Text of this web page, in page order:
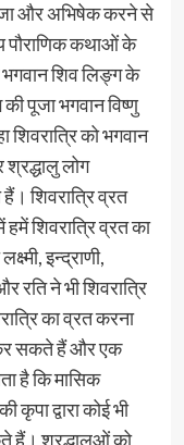
और अभिषेक करने से
पौराणिक कथाओं के
भगवान शिव लिङ्ग के
पूजा भगवान विष्णु
शिवरात्रि को भगवान
लोग
शिवरात्रि व्रत
शिवरात्रि व्रत का
इन्द्राणी,
रति ने भी शिवरात्रि
का व्रत करना
कर सकते हैं और एक
है कि मासिक
द्वारा कोई भी
हैं। श्रद्धालुओं को